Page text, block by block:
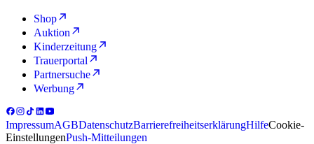
Shop
Auktion
Kinderzeitung
Trauerportal
Partnersuche
Werbung
ImpressumAGBDatenschutzBarrierefreiheitserklärungHilfeCookie-
EinstellungenPush-Mitteilungen